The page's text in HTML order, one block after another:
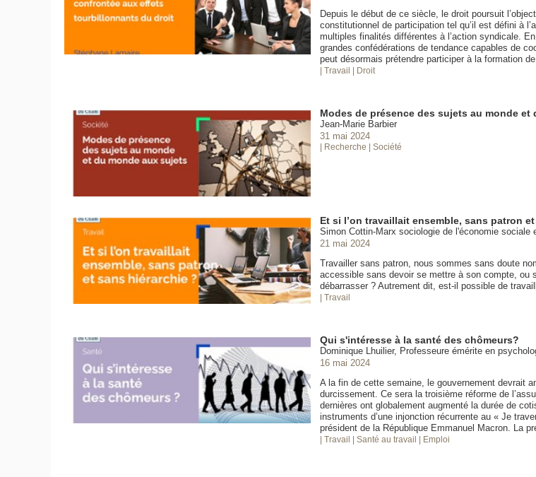
Depuis le début de ce siècle, le droit poursuit
constitutionnel de participation tel qu’il est défini à
multiples finalités différentes à l’action syndicale.
grandes confédérations de tendance capables de
peut désormais prétendre participer à la formation
| Travail | Droit
Modes de présence des sujets au monde et
Jean-Marie Barbier
31 mai 2024
| Recherche | Société
Et si l’on travaillait ensemble, sans patron
Simon Cottin-Marx sociologie de l'économie
21 mai 2024
Travailler sans patron, nous sommes sans doute
accessible sans devoir se mettre à son compte, ou
débarrasser ? Autrement dit, est-il possible de
| Travail
Qui s'intéresse à la santé des chômeurs?
Dominique Lhuilier, Professeure émérite en
16 mai 2024
A la fin de cette semaine, le gouvernement devrait
durcissement. Ce sera la troisième réforme de
dernières ont globalement augmenté la durée de
instruments d’une injonction récurrente au « Je
président de la République Emmanuel Macron. La
| Travail | Santé au travail | Emploi